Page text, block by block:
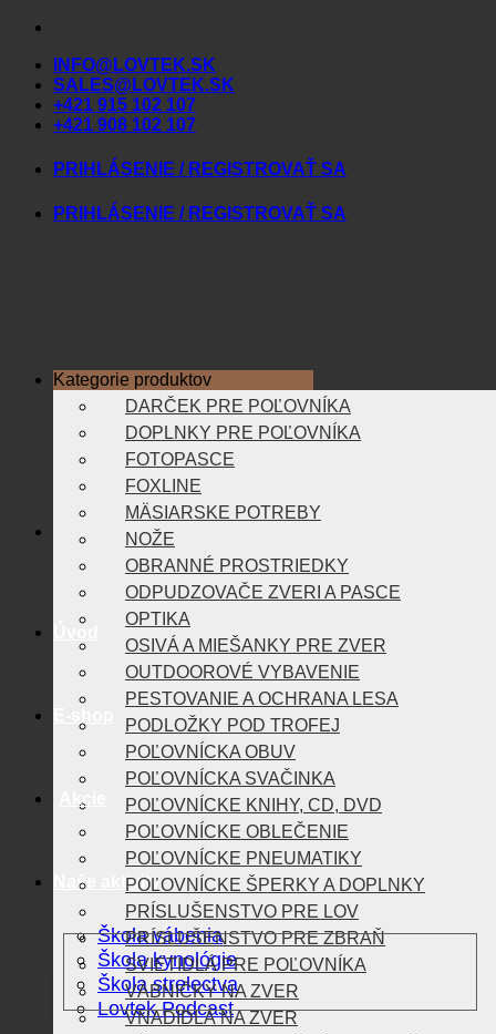
Skip
contentINFO@LOVTEK.SK
SALES@LOVTEK.SK
+421 915 102 107
+421 908 102 107
PRIHLÁSENIE / REGISTROVAŤ SA
PRIHLÁSENIE / REGISTROVAŤ SA
Akcie
Naše aktivity
Škola vábenia
Škola kynológie
Škola strelectva
Lovtek Podcast
Kategorie produktov
DARČEK PRE POĽOVNÍKA
DOPLNKY PRE POĽOVNÍKA
FOTOPASCE
FOXLINE
MÄSIARSKE POTREBY
NOŽE
OBRANNÉ PROSTRIEDKY
ODPUDZOVAČE ZVERI A PASCE
OPTIKA
OSIVÁ A MIEŠANKY PRE ZVER
OUTDOOROVÉ VYBAVENIE
PESTOVANIE A OCHRANA LESA
PODLOŽKY POD TROFEJ
POĽOVNÍCKA OBUV
POĽOVNÍCKA SVAČINKA
POĽOVNÍCKE KNIHY, CD, DVD
POĽOVNÍCKE OBLEČENIE
POĽOVNÍCKE PNEUMATIKY
POĽOVNÍCKE ŠPERKY A DOPLNKY
PRÍSLUŠENSTVO PRE LOV
PRÍSLUŠENSTVO PRE ZBRAŇ
SVIETIDLÁ PRE POĽOVNÍKA
VÁBNIČKY NA ZVER
VNADIDLÁ NA ZVER